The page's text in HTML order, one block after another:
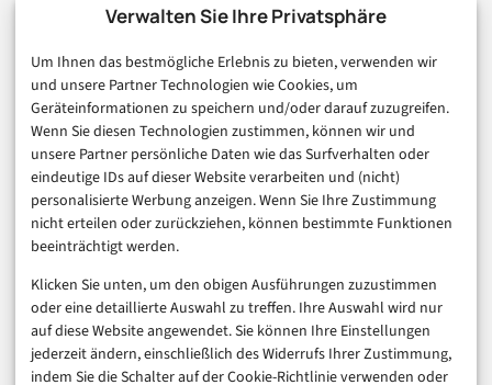
Verwalten Sie Ihre Privatsphäre
Um Ihnen das bestmögliche Erlebnis zu bieten, verwenden wir
und unsere Partner Technologien wie Cookies, um
Geräteinformationen zu speichern und/oder darauf zuzugreifen.
Wenn Sie diesen Technologien zustimmen, können wir und
unsere Partner persönliche Daten wie das Surfverhalten oder
eindeutige IDs auf dieser Website verarbeiten und (nicht)
personalisierte Werbung anzeigen. Wenn Sie Ihre Zustimmung
nicht erteilen oder zurückziehen, können bestimmte Funktionen
beeinträchtigt werden.
Klicken Sie unten, um den obigen Ausführungen zuzustimmen
oder eine detaillierte Auswahl zu treffen. Ihre Auswahl wird nur
auf diese Website angewendet. Sie können Ihre Einstellungen
jederzeit ändern, einschließlich des Widerrufs Ihrer Zustimmung,
indem Sie die Schalter auf der Cookie-Richtlinie verwenden oder
Technologie & IT
Consumer & Digital Life
Marketing
Finanzen & FinTech
Business & Karriere
Sicherheit & Recht
Digitalisierung
Marketing
Magazin
Unsere Redaktion
Werbeformate & Media Kit